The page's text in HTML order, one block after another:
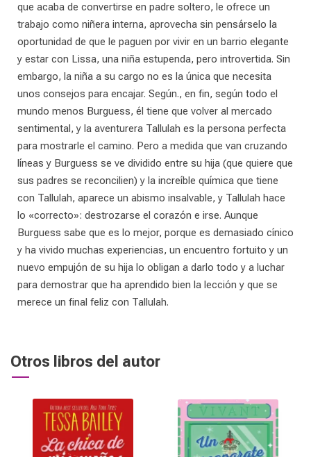
que acaba de convertirse en padre soltero, le ofrece un
trabajo como niñera interna, aprovecha sin pensárselo la
oportunidad de que le paguen por vivir en un barrio elegante
y estar con Lissa, una niña estupenda, pero introvertida. Sin
embargo, la niña a su cargo no es la única que necesita
unos consejos para encajar. Según., en fin, según todo el
mundo menos Burguess, él tiene que volver al mercado
sentimental, y la aventurera Tallulah es la persona perfecta
para mostrarle el camino. Pero a medida que van cruzando
líneas y Burguess se ve dividido entre su hija (que quiere que
sus padres se reconcilien) y la increíble química que tiene
con Tallulah, aparece un abismo insalvable, y Tallulah hace
lo «correcto»: destrozarse el corazón e irse. Aunque
Burguess sabe que es lo mejor, porque es demasiado cínico
y ha vivido muchas experiencias, un encuentro fortuito y un
nuevo empujón de su hija lo obligan a darlo todo y a luchar
para demostrar que ha aprendido bien la lección y que se
merece un final feliz con Tallulah.
Otros libros del autor